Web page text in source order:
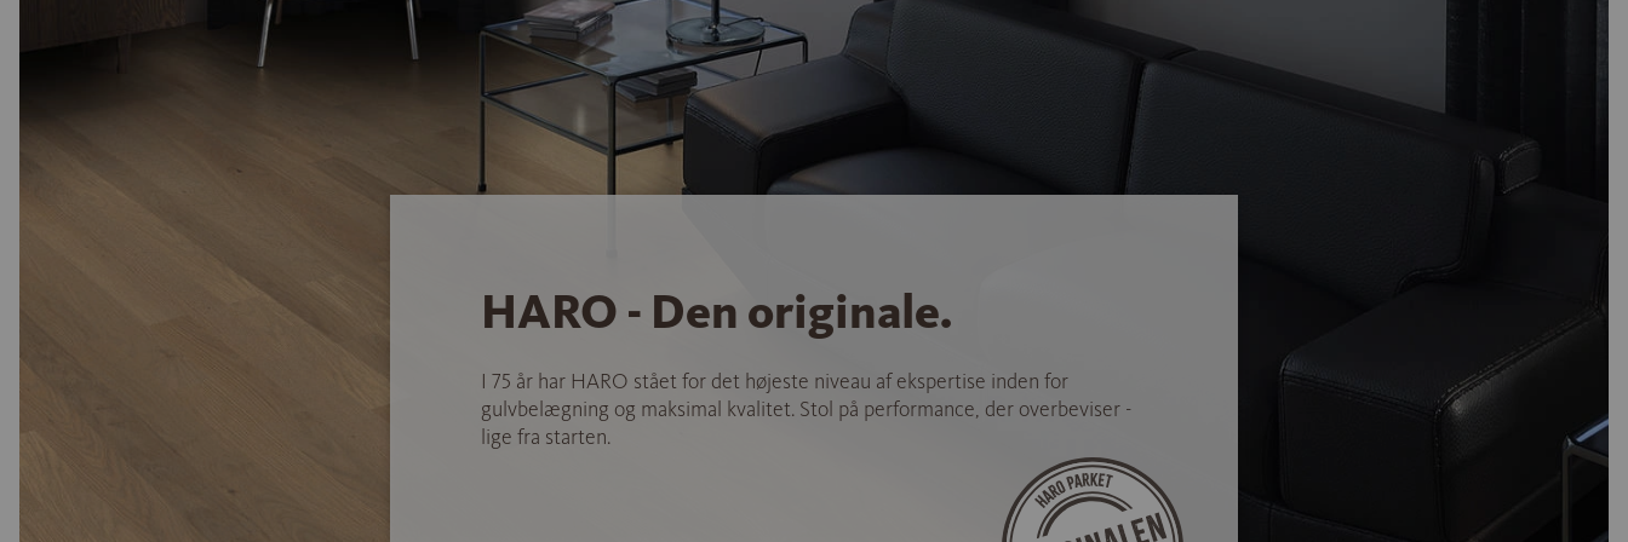
HARO - Den originale.
I 75 år har HARO stået for det højeste niveau af ekspertise inden for
gulvbelægning og maksimal kvalitet. Stol på performance, der overbeviser -
lige fra starten.